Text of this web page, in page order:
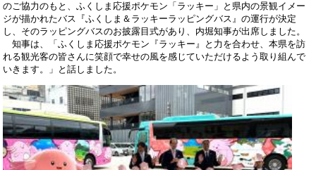
のご協力のもと、ふくしま応援ポケモン「ラッキー」と県内の景観イメー
ジが描かれたバス『ふくしま＆ラッキーラッピングバス』の運行が決定
し、そのラッピングバスのお披露目式があり、内堀知事が出席しました。
知事は、「ふくしま応援ポケモン『ラッキー』と力を合わせ、本県を訪
れる観光客の皆さんに笑顔で幸せの風を感じていただけるよう取り組んで
いきます。」と話しました。